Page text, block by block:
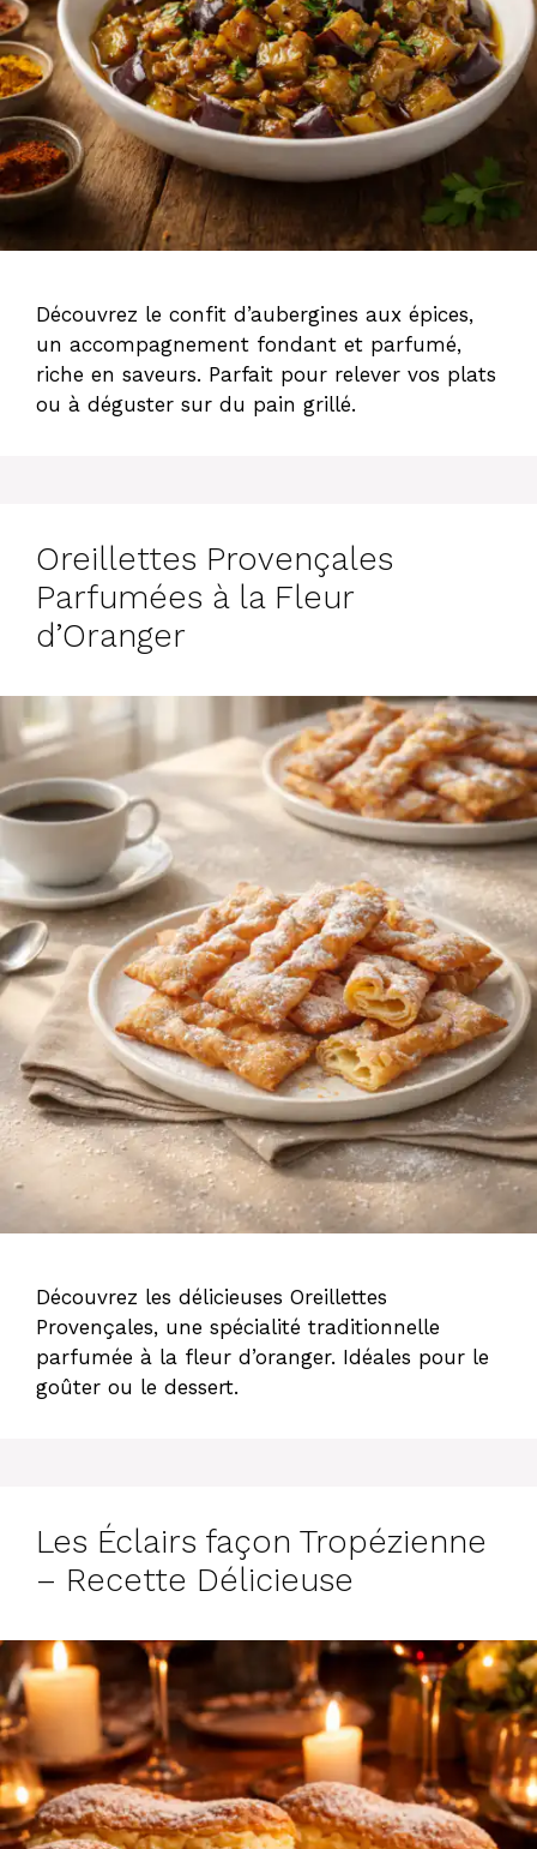
Découvrez le confit d’aubergines aux épices,
un accompagnement fondant et parfumé,
riche en saveurs. Parfait pour relever vos plats
ou à déguster sur du pain grillé.
Oreillettes Provençales
Parfumées à la Fleur
d’Oranger
Découvrez les délicieuses Oreillettes
Provençales, une spécialité traditionnelle
parfumée à la fleur d’oranger. Idéales pour le
goûter ou le dessert.
Les Éclairs façon Tropézienne
– Recette Délicieuse